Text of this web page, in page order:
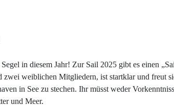
in diesem Jahr! Zur Sail 2025 gibt es einen
zwei weiblichen Mitgliedern, ist startklar und freut
in See zu stechen. Ihr müsst weder
und Meer.